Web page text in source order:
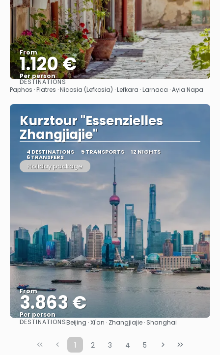
From
1.120 €
Per person
See
DESTINATIONS
Paphos · Platres · Nicosia (Lefkosia) · Lefkara · Larnaca · Ayia Napa
Kurztour "Essenzielles
Zhangjiajie"
4 DESTINATIONS 5 TRANSPORTS 12 NIGHTS
6 TRANSFERS
Holiday package
From
3.863 €
Per person
See
DESTINATIONSBeijing · Xi'an · Zhangjiajie · Shanghai
1 2 3 4 5